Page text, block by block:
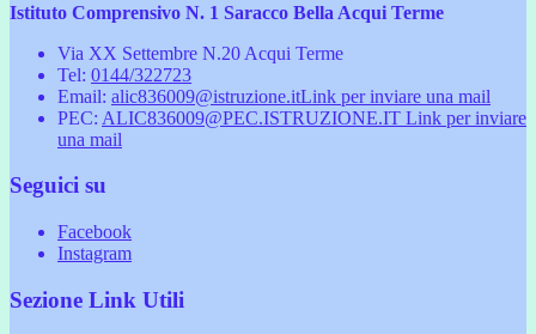
Istituto Comprensivo N. 1 Saracco Bella Acqui Terme
Via XX Settembre N.20 Acqui Terme
Tel: 0144/322723
Email: alic836009@istruzione.itLink per inviare una mail
PEC: ALIC836009@PEC.ISTRUZIONE.IT Link per inviare
una mail
Seguici su
Facebook
Instagram
Sezione Link Utili